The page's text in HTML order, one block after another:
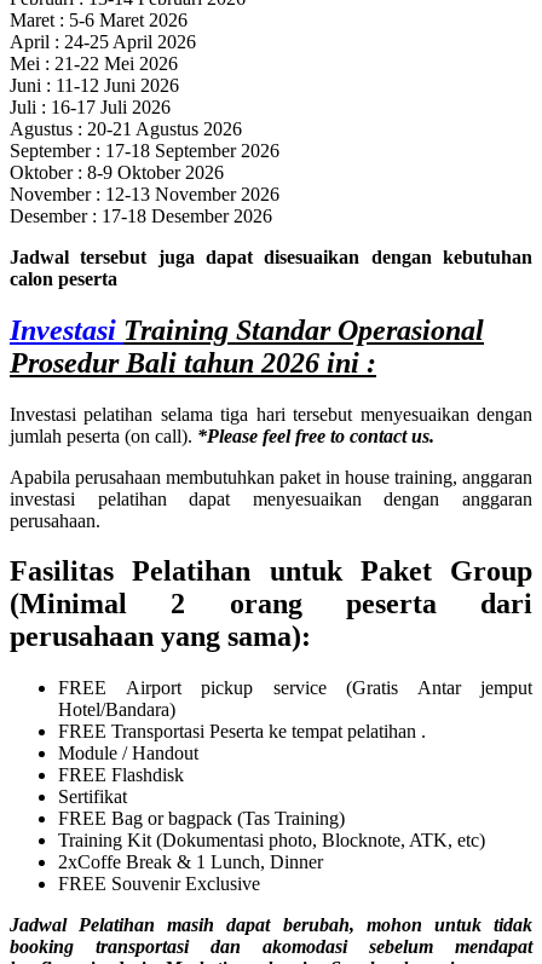
Maret : 5-6 Maret 2026
April : 24-25 April 2026
Mei : 21-22 Mei 2026
Juni : 11-12 Juni 2026
Juli : 16-17 Juli 2026
Agustus : 20-21 Agustus 2026
September : 17-18 September 2026
Oktober : 8-9 Oktober 2026
November : 12-13 November 2026
Desember : 17-18 Desember 2026
Jadwal tersebut juga dapat disesuaikan dengan kebutuhan
calon peserta
Investasi Training Standar Operasional
Prosedur Bali tahun 2026 ini :
Investasi pelatihan selama tiga hari tersebut menyesuaikan dengan
jumlah peserta (on call). *Please feel free to contact us.
Apabila perusahaan membutuhkan paket in house training, anggaran
investasi pelatihan dapat menyesuaikan dengan anggaran
perusahaan.
Fasilitas Pelatihan untuk Paket Group
(Minimal 2 orang peserta dari
perusahaan yang sama):
FREE Airport pickup service (Gratis Antar jemput
Hotel/Bandara)
FREE Transportasi Peserta ke tempat pelatihan .
Module / Handout
FREE Flashdisk
Sertifikat
FREE Bag or bagpack (Tas Training)
Training Kit (Dokumentasi photo, Blocknote, ATK, etc)
2xCoffe Break & 1 Lunch, Dinner
FREE Souvenir Exclusive
Jadwal Pelatihan masih dapat berubah, mohon untuk tidak
booking transportasi dan akomodasi sebelum mendapat